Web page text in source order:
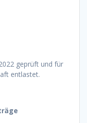
geprüft und für
entlastet.